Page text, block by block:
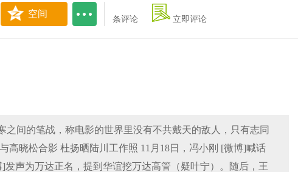
空间
条评论 立即评论
之间的笔战，称电影的世界里没有不共戴天的敌人，只有志同
高晓松合影 杜扬晒陆川工作照 11月18日，冯小刚 [微博]喊话
发声为万达正名，提到华谊挖万达高管（疑叶宁）。随后，王